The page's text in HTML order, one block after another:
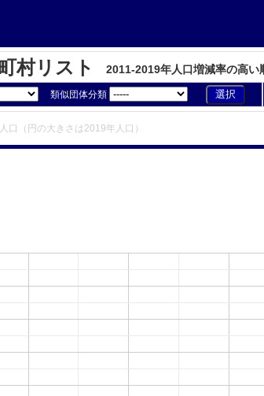
村リスト 2011-2019年人口増減率の高い
類似団体分類
口（円の大きさは2019年人口）